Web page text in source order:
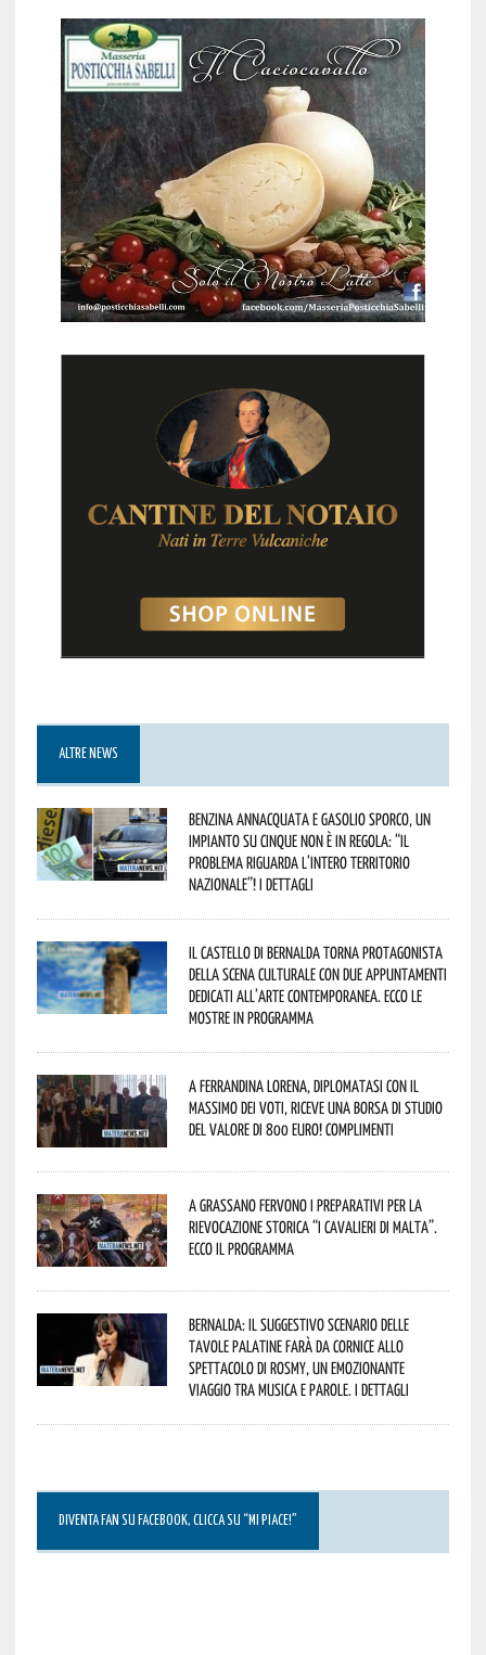
ALTRE NEWS
Benzina annacquata e gasolio sporco, un
impianto su cinque non è in regola: “il
problema riguarda l’intero territorio
Nazionale”! I dettagli
Il Castello di Bernalda torna protagonista
della scena culturale con due appuntamenti
dedicati all’arte contemporanea. Ecco le
mostre in programma
A Ferrandina Lorena, diplomatasi con il
massimo dei voti, riceve una borsa di studio
del valore di 800 euro! Complimenti
A Grassano fervono i preparativi per la
Rievocazione Storica “I CAVALIERI DI MALTA”.
Ecco il programma
Bernalda: il suggestivo scenario delle
Tavole Palatine farà da cornice allo
spettacolo di Rosmy, un emozionante
viaggio tra musica e parole. I dettagli
DIVENTA FAN SU FACEBOOK, CLICCA SU “MI PIACE!”